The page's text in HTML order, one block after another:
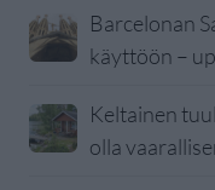
Barcelonan
käyttöön –
Keltainen
olla